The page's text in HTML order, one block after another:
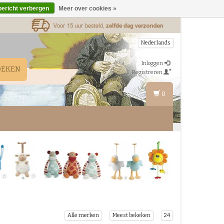
Nederlands
Inloggen
Registreren
0
Alle merken Meest bekeken 24
verbergen Meer over cookies »